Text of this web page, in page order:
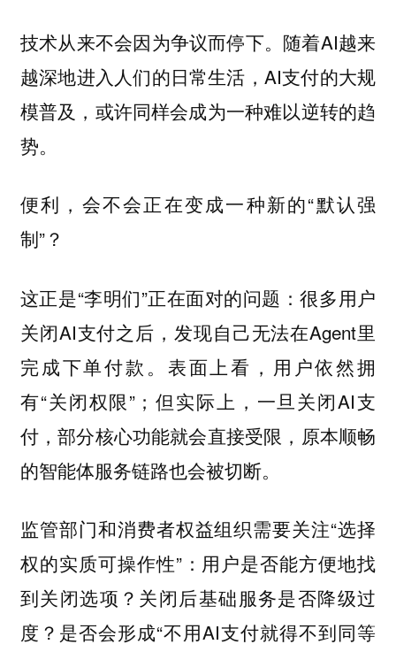
技术从来不会因为争议而停下。随着AI越来
越深地进入人们的日常生活，AI支付的大规
模普及，或许同样会成为一种难以逆转的趋
势。
便利，会不会正在变成一种新的“默认强
制”？
这正是“李明们”正在面对的问题：很多用户
关闭AI支付之后，发现自己无法在Agent里
完成下单付款。表面上看，用户依然拥
有“关闭权限”；但实际上，一旦关闭AI支
付，部分核心功能就会直接受限，原本顺畅
的智能体服务链路也会被切断。
监管部门和消费者权益组织需要关注“选择
权的实质可操作性”：用户是否能方便地找
到关闭选项？关闭后基础服务是否降级过
度？是否会形成“不用AI支付就得不到同等